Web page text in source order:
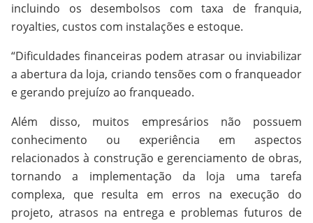
incluindo os desembolsos com taxa de franquia,
royalties, custos com instalações e estoque.
“Dificuldades financeiras podem atrasar ou inviabilizar
a abertura da loja, criando tensões com o franqueador
e gerando prejuízo ao franqueado.
Além disso, muitos empresários não possuem
conhecimento ou experiência em aspectos
relacionados à construção e gerenciamento de obras,
tornando a implementação da loja uma tarefa
complexa, que resulta em erros na execução do
projeto, atrasos na entrega e problemas futuros de